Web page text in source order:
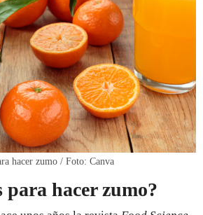
hacer zumo / Foto: Canva
para hacer zumo?